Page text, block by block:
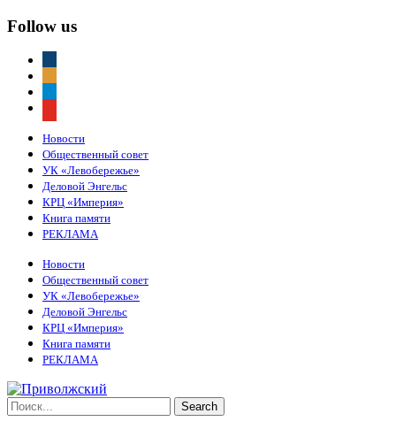
Follow us
Новости
Общественный совет
УК «Левобережье»
Деловой Энгельс
КРЦ «Империя»
Книга памяти
РЕКЛАМА
Новости
Общественный совет
УК «Левобережье»
Деловой Энгельс
КРЦ «Империя»
Книга памяти
РЕКЛАМА